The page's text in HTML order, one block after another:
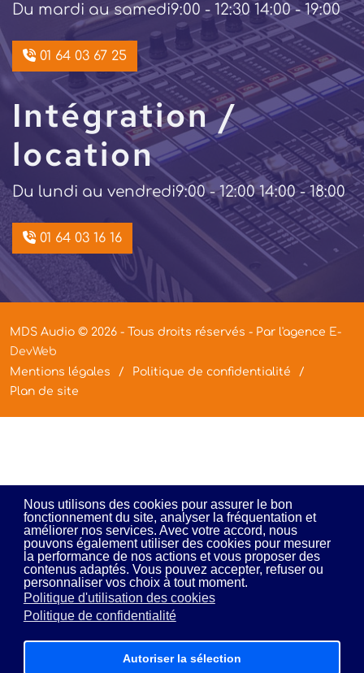
Nous utilisons des cookies pour assurer le bon
fonctionnement du site, analyser la fréquentation et
améliorer nos services. Avec votre accord, nous
pouvons également utiliser des cookies pour mesurer
la performance de nos actions et vous proposer des
contenus adaptés. Vous pouvez accepter, refuser ou
personnaliser vos choix à tout moment.
Politique d'utilisation des cookies
Politique de confidentialité
Autoriser la sélection
Du mardi au samedi9:00 - 12:30 14:00 - 19:00
01 64 03 67 25
Intégration /
location
Du lundi au vendredi9:00 - 12:00 14:00 - 18:00
01 64 03 16 16
MDS Audio © 2026 - Tous droits réservés - Par l'agence E-
DevWeb
Mentions légales
Politique de confidentialité
Plan de site